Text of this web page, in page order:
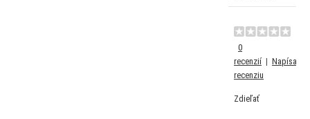
0
recenzií | Napísať
recenziu
Zdieľať